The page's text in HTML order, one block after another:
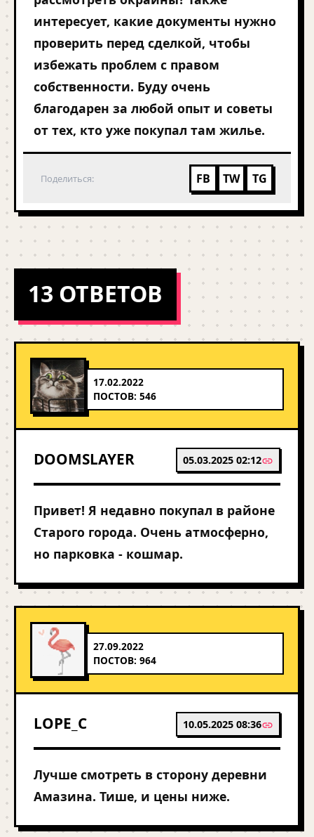
интересует, какие документы нужно
проверить перед сделкой, чтобы
избежать проблем с правом
собственности. Буду очень
благодарен за любой опыт и советы
от тех, кто уже покупал там жилье.
Поделиться: FB TW TG
13 ОТВЕТОВ
17.02.2022
ПОСТОВ: 546
DOOMSLAYER 05.03.2025 02:12
Привет! Я недавно покупал в районе
Старого города. Очень атмосферно,
но парковка - кошмар.
27.09.2022
ПОСТОВ: 964
LOPE_C 10.05.2025 08:36
Лучше смотреть в сторону деревни
Амазина. Тише, и цены ниже.